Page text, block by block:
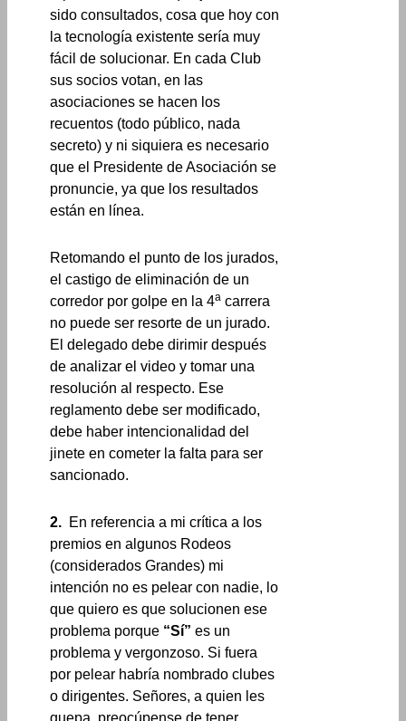
sido consultados, cosa que hoy con
la tecnología existente sería muy
fácil de solucionar. En cada Club
sus socios votan, en las
asociaciones se hacen los
recuentos (todo público, nada
secreto) y ni siquiera es necesario
que el Presidente de Asociación se
pronuncie, ya que los resultados
están en línea.
Retomando el punto de los jurados,
el castigo de eliminación de un
corredor por golpe en la 4a carrera
no puede ser resorte de un jurado.
El delegado debe dirimir después
de analizar el video y tomar una
resolución al respecto. Ese
reglamento debe ser modificado,
debe haber intencionalidad del
jinete en cometer la falta para ser
sancionado.
2. En referencia a mi crítica a los
premios en algunos Rodeos
(considerados Grandes) mi
intención no es pelear con nadie, lo
que quiero es que solucionen ese
problema porque “Sí” es un
problema y vergonzoso. Si fuera
por pelear habría nombrado clubes
o dirigentes. Señores, a quien les
quepa, preocúpense de tener